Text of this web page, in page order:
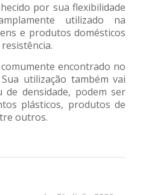
por sua flexibilidade
utilizado na
e produtos domésticos
encontrado no
utilização também vai
densidade, podem ser
plásticos, produtos de
outros.